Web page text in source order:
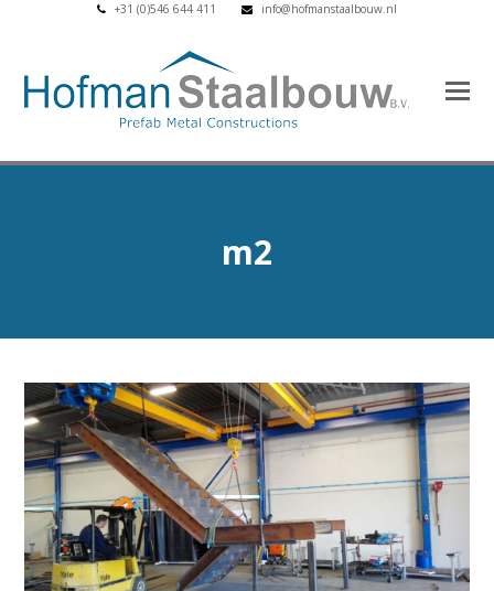
+31 (0)546 644 411 info@hofmanstaalbouw.nl
m2